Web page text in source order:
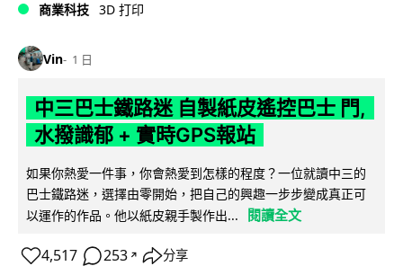
商業科技 3D 打印
Vin 1 日
中三巴士鐵路迷 自製紙皮遙控巴士 門,
水撥識郁 + 實時GPS報站
如果你熱愛一件事，你會熱愛到怎樣的程度？一位就讀中三的
巴士鐵路迷，選擇由零開始，把自己的興趣一步步變成真正可
以運作的作品。他以紙皮親手製作出...
閱讀全文
4,517 253 ↗ 分享